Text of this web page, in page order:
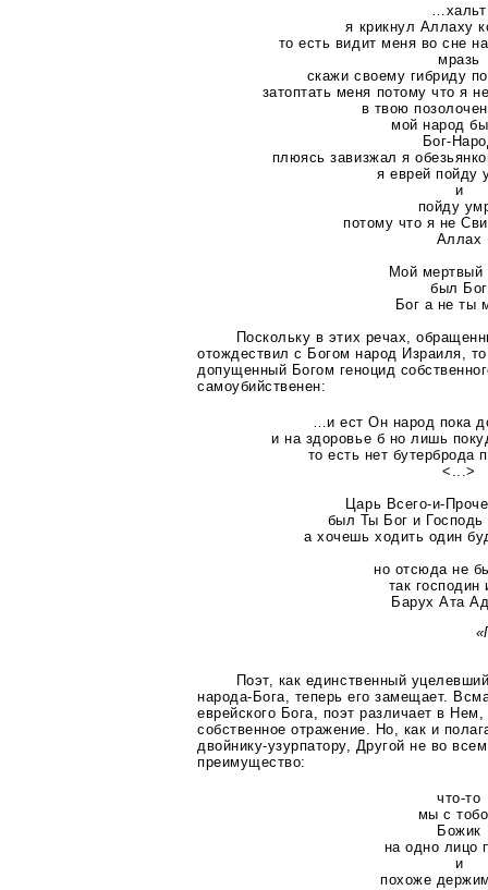
…хальт
я крикнул Аллаху
то есть видит меня во сне
мразь
скажи своему гибриду
затоптать меня потому что я
в твою
мой народ
Бог-
плюясь завизжал я
я еврей пойду
и
пойду
потому что я не
Аллах
Мой мертвый
был Бог
Бог а не ты
Поскольку в этих речах,
отождествил с Богом народ Израиля,
допущенный Богом геноцид
самоубийственен:
…и ест Он народ пока
и на здоровье б но лишь
то есть нет бутерброда
<...>
Царь Всего-и-
был Ты Бог и Господь
а хочешь ходить один
но отсюда не
так господин
Барух Ата
Поэт, как единственный
народа-Бога , теперь его замещает.
еврейского Бога, поэт различает в
собственное отражение. Но, как и
двойнику-узурпатору, Другой не во
преимущество:
что-то
мы с
Божик
на одно лицо
и
похоже